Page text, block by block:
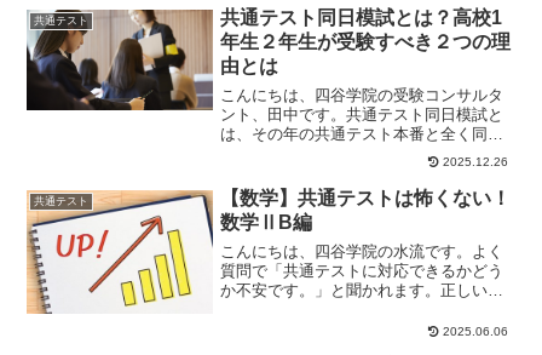
共通テスト
共通テスト同日模試とは？高校1
年生２年生が受験すべき２つの理
由とは
こんにちは、四谷学院の受験コンサルタ
ント、田中です。共通テスト同日模試と
は、その年の共通テスト本番と全く同じ
問題、同じ日に行われる模試です。本番
2025.12.26
共通テスト
【数学】共通テストは怖くない！
数学ⅡB編
こんにちは、四谷学院の水流です。よく
質問で「共通テストに対応できるかどう
か不安です。」と聞かれます。正しい手
2025.06.06